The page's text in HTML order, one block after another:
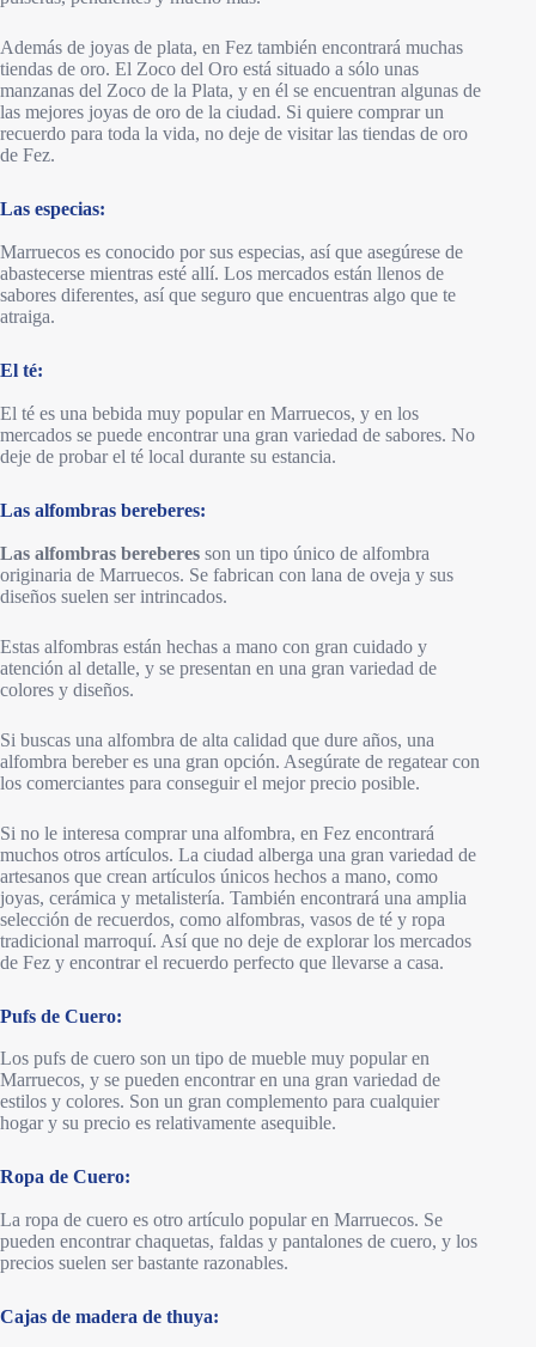
Además de joyas de plata, en Fez también encontrará muchas
tiendas de oro. El Zoco del Oro está situado a sólo unas
manzanas del Zoco de la Plata, y en él se encuentran algunas de
las mejores joyas de oro de la ciudad. Si quiere comprar un
recuerdo para toda la vida, no deje de visitar las tiendas de oro
de Fez.
Las especias:
Marruecos es conocido por sus especias, así que asegúrese de
abastecerse mientras esté allí. Los mercados están llenos de
sabores diferentes, así que seguro que encuentras algo que te
atraiga.
El té:
El té es una bebida muy popular en Marruecos, y en los
mercados se puede encontrar una gran variedad de sabores. No
deje de probar el té local durante su estancia.
Las alfombras bereberes:
Las alfombras bereberes son un tipo único de alfombra
originaria de Marruecos. Se fabrican con lana de oveja y sus
diseños suelen ser intrincados.
Estas alfombras están hechas a mano con gran cuidado y
atención al detalle, y se presentan en una gran variedad de
colores y diseños.
Si buscas una alfombra de alta calidad que dure años, una
alfombra bereber es una gran opción. Asegúrate de regatear con
los comerciantes para conseguir el mejor precio posible.
Si no le interesa comprar una alfombra, en Fez encontrará
muchos otros artículos. La ciudad alberga una gran variedad de
artesanos que crean artículos únicos hechos a mano, como
joyas, cerámica y metalistería. También encontrará una amplia
selección de recuerdos, como alfombras, vasos de té y ropa
tradicional marroquí. Así que no deje de explorar los mercados
de Fez y encontrar el recuerdo perfecto que llevarse a casa.
Pufs de Cuero:
Los pufs de cuero son un tipo de mueble muy popular en
Marruecos, y se pueden encontrar en una gran variedad de
estilos y colores. Son un gran complemento para cualquier
hogar y su precio es relativamente asequible.
Ropa de Cuero:
La ropa de cuero es otro artículo popular en Marruecos. Se
pueden encontrar chaquetas, faldas y pantalones de cuero, y los
precios suelen ser bastante razonables.
Cajas de madera de thuya: